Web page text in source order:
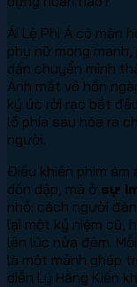
Ái Lệ Phi Á có màn
phụ nữ mong
dần chuyển mình
Ánh mắt vô hồn
ký ức rời rạc bắt
lồ phía sau hóa ra
người.
Điều khiến phim ám
dồn dập, mà ở sự
nhỏ: cách người
lại một kỷ niệm cũ,
lên lúc nửa đêm.
là một mảnh ghép
diễn Lý Hằng Kiến